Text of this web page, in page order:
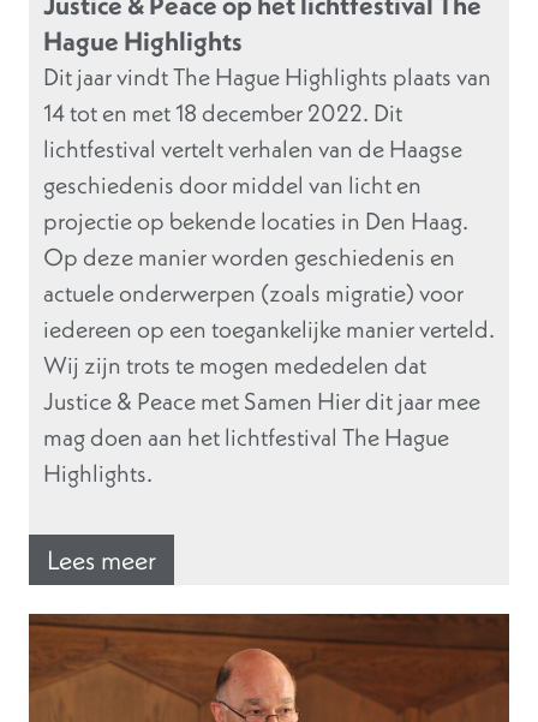
Hague Highlights
Dit jaar vindt The Hague Highlights plaats van
14 tot en met 18 december 2022. Dit
lichtfestival vertelt verhalen van de Haagse
geschiedenis door middel van licht en
projectie op bekende locaties in Den Haag.
Op deze manier worden geschiedenis en
actuele onderwerpen (zoals migratie) voor
iedereen op een toegankelijke manier verteld.
Wij zijn trots te mogen mededelen dat
Justice & Peace met Samen Hier dit jaar mee
mag doen aan het lichtfestival The Hague
Highlights.
Lees meer